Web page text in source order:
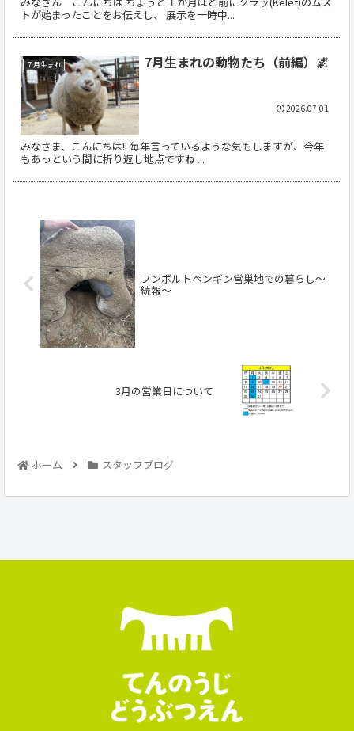
トが始まったことをお伝えし、 展示を一時中...
７月生まれ 7月生まれの動物たち（前編）🌌
みなさま、こんにちは!! 毎年言っているような気もしますが、今年
もあっという間に折り返し地点ですね ...
2026.07.01
フンボルトペンギン営巣地での暮らし～
続報～
3月の営業日について
ホーム スタッフブログ